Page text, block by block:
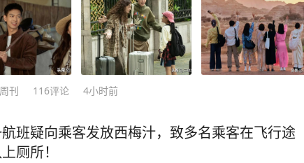
局交管支队高速大队民警传唤当事人魏某到大队接受
警严肃指出，车辆“智驾”系统只是辅助驾驶，并非真
的自动驾驶，驾驶员上路必须手握方向盘，双手脱离
于违法行为。 嘉定公安分局交管支队高速大队民警：
分之一的概率，我们作为个体都承受不起。 当事人 魏
处罚。 对于魏某的违法行为，警方处以记3分、罚款2
来源：央视新闻客户端） 更多精彩资讯请在应用市
刊 116评论 4小时前
班疑向乘客发放西梅汁，致多名乘客在飞行途
厕所！